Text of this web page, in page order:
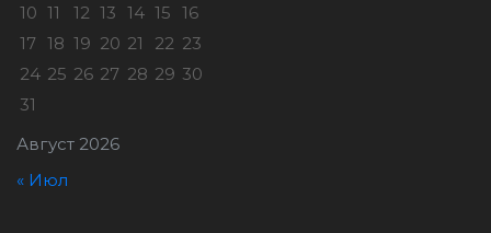
Август 2026
10 11 12 13 14 15 16
17 18 19 20 21 22 23
24 25 26 27 28 29 30
31
« Июл